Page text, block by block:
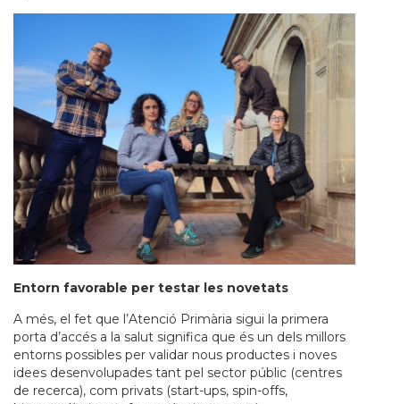
Entorn favorable per testar les novetats
A més, el fet que l’Atenció Primària sigui la primera
porta d’accés a la salut significa que és un dels millors
entorns possibles per validar nous productes i noves
idees desenvolupades tant pel sector públic (centres
de recerca), com privats (start-ups, spin-offs,